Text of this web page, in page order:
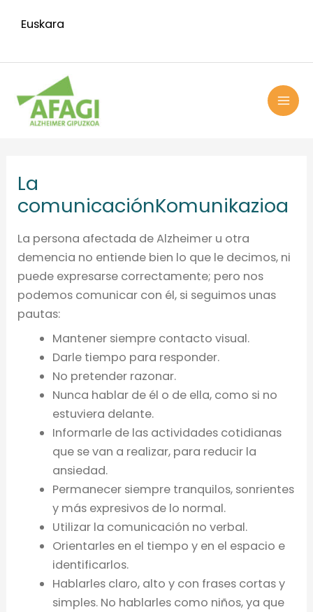
Euskara
La
comunicaciónKomunikazioa
La persona afectada de Alzheimer u otra
demencia no entiende bien lo que le decimos, ni
puede expresarse correctamente; pero nos
podemos comunicar con él, si seguimos unas
pautas:
Mantener siempre contacto visual.
Darle tiempo para responder.
No pretender razonar.
Nunca hablar de él o de ella, como si no
estuviera delante.
Informarle de las actividades cotidianas
que se van a realizar, para reducir la
ansiedad.
Permanecer siempre tranquilos, sonrientes
y más expresivos de lo normal.
Utilizar la comunicación no verbal.
Orientarles en el tiempo y en el espacio e
identificarlos.
Hablarles claro, alto y con frases cortas y
simples. No hablarles como niños, ya que